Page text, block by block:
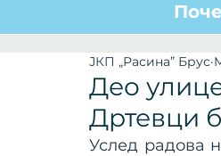
Део
Дртевци
ЈКП „Расина” Брус
Услед радова